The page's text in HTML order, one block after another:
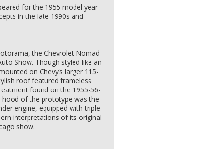
for the 1955 model year
in the late 1990s and
the Chevrolet Nomad
Show. Though styled like an
on Chevy’s larger 115-
roof featured frameless
found on the 1955-56-
hood of the prototype was the
engine, equipped with triple
interpretations of its original
show.